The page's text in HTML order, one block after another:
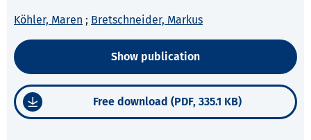
Köhler, Maren ; Bretschneider, Markus
Show publication
Free download (PDF, 335.1 KB)